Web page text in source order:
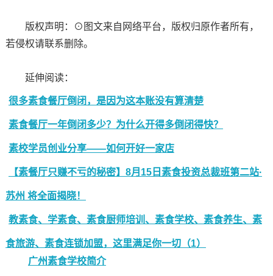
版权声明：⊙图文来自网络平台，版权归原作者所有，
若侵权请联系删除。
延伸阅读：
很多素食餐厅倒闭，是因为这本账没有算清楚
素食餐厅一年倒闭多少？为什么开得多倒闭得快？
素校学员创业分享——如何开好一家店
【素餐厅只赚不亏的秘密】8月15日素食投资总裁班第二站·
苏州 将全面揭晓！
教素食、学素食、素食厨师培训、素食学校、素食养生、素
食旅游、素食连锁加盟，这里满足你一切（1）
广州素食学校简介